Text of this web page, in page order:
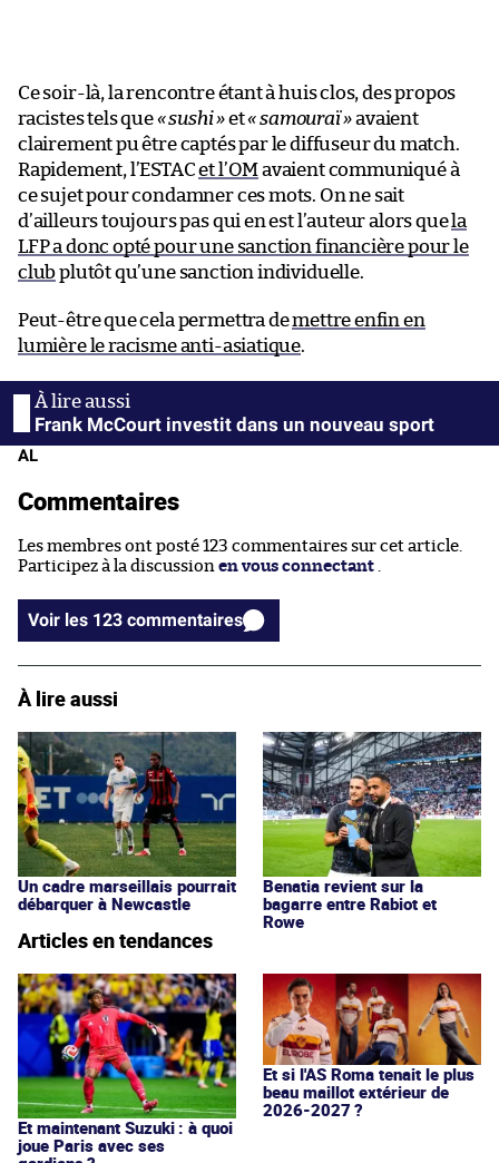
Ce soir-là, la rencontre étant à huis clos, des propos
racistes tels que« sushi »et« samouraï »avaient
clairement pu être captés par le diffuseur du match.
Rapidement, l’ESTACet l’OMavaient communiqué à
ce sujet pour condamner ces mots. On ne sait
d’ailleurs toujours pas qui en est l’auteur alors quela
LFP a donc opté pour une sanction financière pour le
clubplutôt qu’une sanction individuelle.
Peut-être que cela permettra demettre enfin en
lumière le racisme anti-asiatique.
Frank McCourt investit dans un nouveau sport
AL
Commentaires
Les membres ont posté 123 commentaires sur cet article.
Participez à la discussion en vous connectant
Voir les 123 commentaires
À lire aussi
Un cadre marseillais pourrait
débarquer à Newcastle
Benatia revient sur la
bagarre entre Rabiot et
Rowe
Articles en tendances
Et maintenant Suzuki : à quoi
joue Paris avec ses
Et si l'AS Roma tenait le plus
beau maillot extérieur de
2026-2027 ?